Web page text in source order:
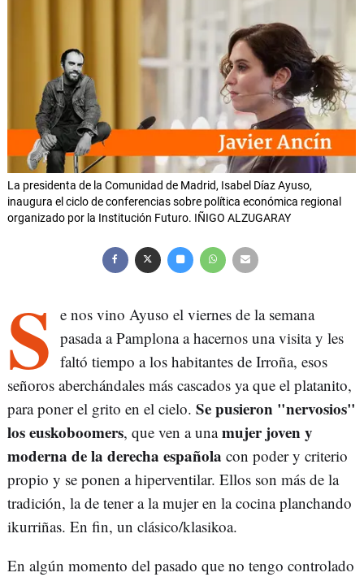
La presidenta de la Comunidad de Madrid, Isabel Díaz Ayuso,
inaugura el ciclo de conferencias sobre política económica regional
organizado por la Institución Futuro. IÑIGO ALZUGARAY
S e nos vino Ayuso el viernes de la semana
pasada a Pamplona a hacernos una visita y les
faltó tiempo a los habitantes de Irroña, esos
señoros aberchándales más cascados ya que el platanito,
para poner el grito en el cielo. Se pusieron "nervosios"
los euskoboomers, que ven a unamujer joven y
moderna de la derecha española con poder y criterio
propio y se ponen a hiperventilar. Ellos son más de la
tradición, la de tener a la mujer en la cocina planchando
ikurriñas. En fin, un clásico/klasikoa.
En algún momento del pasado que no tengo controlado